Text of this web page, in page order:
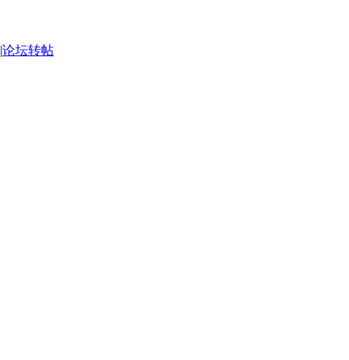
|论坛转帖